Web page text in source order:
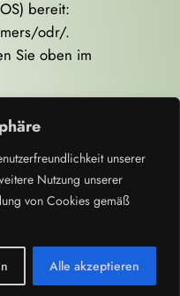
unserer
Nutzung unserer
von Cookies gemäß
Alle akzeptieren
bereit:
odr/.
Sie oben im
an
einer
teilzunehmen.